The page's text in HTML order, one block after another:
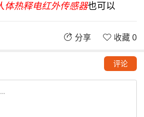
体热释电红外传感器也可以
分享 收藏 0
评论